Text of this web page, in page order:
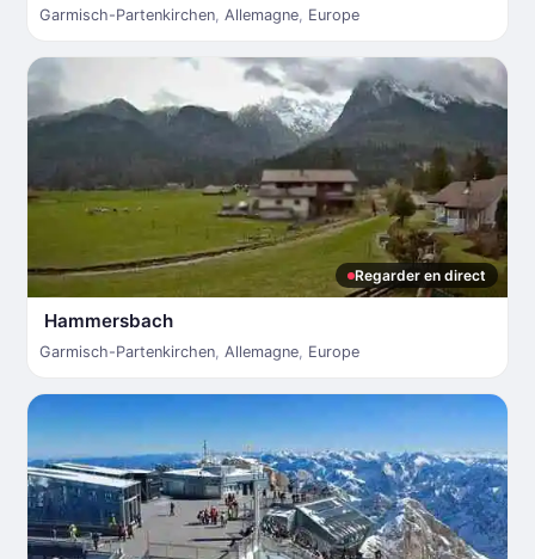
Garmisch-Partenkirchen, Allemagne, Europe
Regarder en direct
Hammersbach
Garmisch-Partenkirchen, Allemagne, Europe